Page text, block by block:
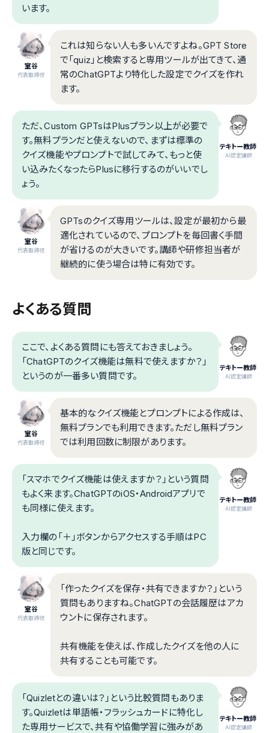
います。
室谷
代表取締役
これは知らない人も多いんですよね。GPT Store
で「quiz」と検索すると専用ツールが出てきて、通
常のChatGPTより特化した設定でクイズを作れ
ます。
テキトー教師
.AI認定講師
ただ、Custom GPTsはPlusプラン以上が必要で
す。無料プランだと使えないので、まずは標準の
クイズ機能やプロンプトで試してみて、もっと使
い込みたくなったらPlusに移行するのがいいでし
ょう。
室谷
代表取締役
GPTsのクイズ専用ツールは、設定が最初から最
適化されているので、プロンプトを毎回書く手間
が省けるのが大きいです。講師や研修担当者が
継続的に使う場合は特に有効です。
よくある質問
テキトー教師
.AI認定講師
ここで、よくある質問にも答えておきましょう。
「ChatGPTのクイズ機能は無料で使えますか？」
というのが一番多い質問です。
室谷
代表取締役
基本的なクイズ機能とプロンプトによる作成は、
無料プランでも利用できます。ただし無料プラン
では利用回数に制限があります。
テキトー教師
.AI認定講師
「スマホでクイズ機能は使えますか？」という質問
もよく来ます。ChatGPTのiOS・Androidアプリで
も同様に使えます。
入力欄の「＋」ボタンからアクセスする手順はPC
版と同じです。
室谷
代表取締役
「作ったクイズを保存・共有できますか？」という
質問もありますね。ChatGPTの会話履歴はアカ
ウントに保存されます。
共有機能を使えば、作成したクイズを他の人に
共有することも可能です。
テキトー教師
.AI認定講師
「Quizletとの違いは？」という比較質問もありま
す。Quizletは単語帳・フラッシュカードに特化し
た専用サービスで、共有や協働学習に強みがあ